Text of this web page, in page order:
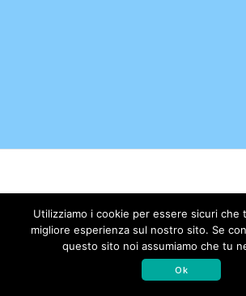
© 2026 Associazione Amici
Farmacologiche Mario Negri. Realizzato
temaMesmerize
Utilizziamo i cookie per essere sicuri che
migliore esperienza sul nostro sito. Se
questo sito noi assumiamo che tu
Ok